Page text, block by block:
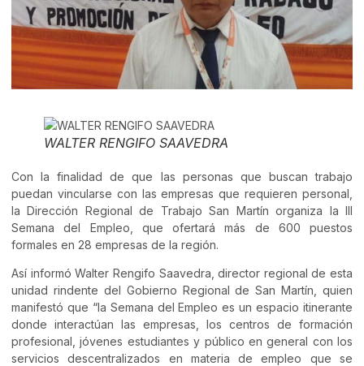
WALTER RENGIFO SAAVEDRA
Con la finalidad de que las personas que buscan trabajo
puedan vincularse con las empresas que requieren personal,
la Dirección Regional de Trabajo San Martín organiza la III
Semana del Empleo, que ofertará más de 600 puestos
formales en 28 empresas de la región.
Así informó Walter Rengifo Saavedra, director regional de esta
unidad rindente del Gobierno Regional de San Martín, quien
manifestó que “la Semana del Empleo es un espacio itinerante
donde interactúan las empresas, los centros de formación
profesional, jóvenes estudiantes y público en general con los
servicios descentralizados en materia de empleo que se